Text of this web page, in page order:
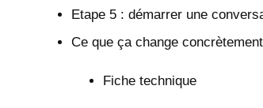
Etape 5 : démarrer une
Ce que ça change concrètement
Fiche technique